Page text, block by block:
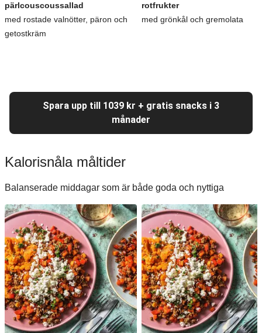
pärlcouscoussallad
med rostade valnötter, päron och
getostkräm
rotfrukter
med grönkål och gremolata
Spara upp till 1039 kr + gratis snacks i 3
månader
Kalorisnåla måltider
Balanserade middagar som är både goda och nyttiga